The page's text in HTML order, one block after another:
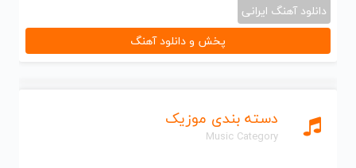
دسته بندی موزیک
Music Category
دانلود آهنگ ایرانی
پخش و دانلود آهنگ